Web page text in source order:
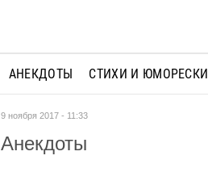
АНЕКДОТЫ СТИХИ И ЮМОРЕСКИ
9 ноября 2017 - 11:33
Анекдоты